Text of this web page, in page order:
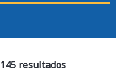
145 resultados